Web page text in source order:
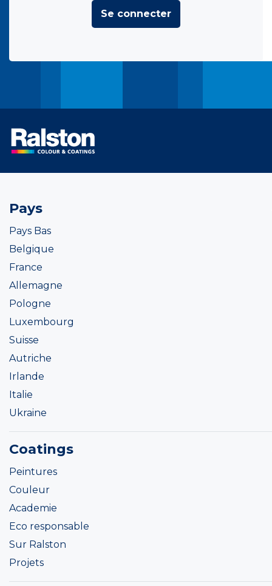
Se connecter
Pays
Pays Bas
Belgique
France
Allemagne
Pologne
Luxembourg
Suisse
Autriche
Irlande
Italie
Ukraine
Coatings
Peintures
Couleur
Academie
Eco responsable
Sur Ralston
Projets